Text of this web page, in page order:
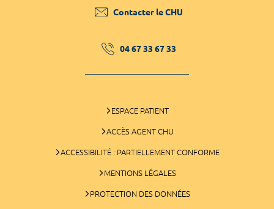
Contacter le CHU
04 67 33 67 33
ESPACE PATIENT
ACCÈS AGENT CHU
ACCESSIBILITÉ : PARTIELLEMENT CONFORME
MENTIONS LÉGALES
PROTECTION DES DONNÉES